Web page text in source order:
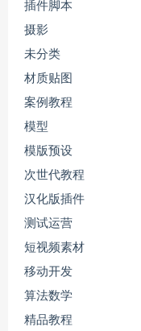
插件脚本
摄影
未分类
材质贴图
案例教程
模型
模版预设
次世代教程
汉化版插件
测试运营
短视频素材
移动开发
算法数学
精品教程